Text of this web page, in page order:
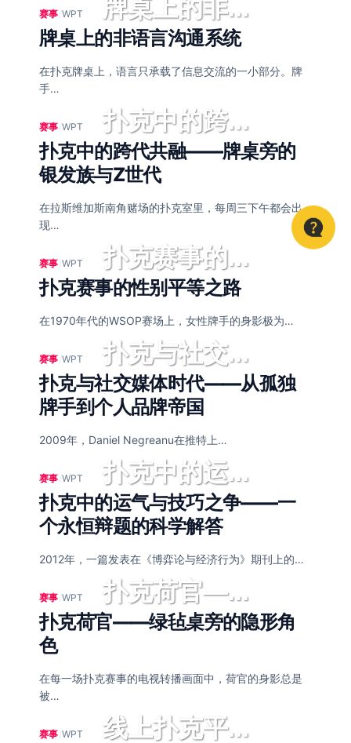
牌桌上的非...
赛事/WPT
牌桌上的非语言沟通系统
在扑克牌桌上，语言只承载了信息交流的一小部分。牌
手…
扑克中的跨...
赛事/WPT
扑克中的跨代共融——牌桌旁的
银发族与Z世代
在拉斯维加斯南角赌场的扑克室里，每周三下午都会出
现…
扑克赛事的...
赛事/WPT
扑克赛事的性别平等之路
在1970年代的WSOP赛场上，女性牌手的身影极为…
扑克与社交...
赛事/WPT
扑克与社交媒体时代——从孤独
牌手到个人品牌帝国
2009年，Daniel Negreanu在推特上…
扑克中的运...
赛事/WPT
扑克中的运气与技巧之争——一
个永恒辩题的科学解答
2012年，一篇发表在《博弈论与经济行为》期刊上的…
扑克荷官—...
赛事/WPT
扑克荷官——绿毡桌旁的隐形角
色
在每一场扑克赛事的电视转播画面中，荷官的身影总是
被…
线上扑克平...
赛事/WPT